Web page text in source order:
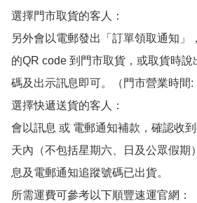
選擇門市取貨的客人：
另外會以電郵發出「訂單領取通知」
的QR code 到門市取貨，或取貨時說
碼及出示訊息即可。（門市營業時間:
選擇快遞送貨的客人：
會以訊息 或 電郵通知補款，確認收
天內（不包括星期六、日及公眾假期
息及電郵通知追蹤號碼已出貨。
所需運費可參考以下順豐速運官網：